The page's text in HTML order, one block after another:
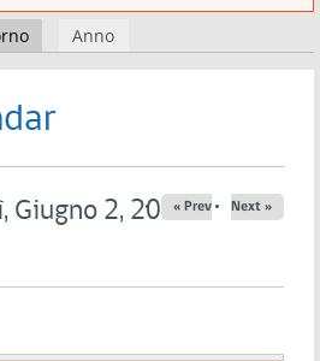
(scheda attiva)
Anno
Giugno 2, 2026« Prev Next »